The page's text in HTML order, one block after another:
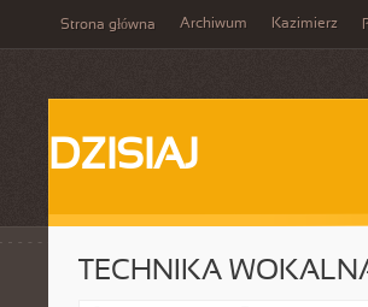
Strona główna Archiwum Kazimierz
DZISIAJ
TECHNIKA